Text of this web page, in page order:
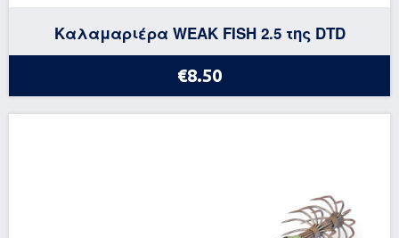
Καλαμαριέρα WEAK FISH 2.5 της DTD
€8.50